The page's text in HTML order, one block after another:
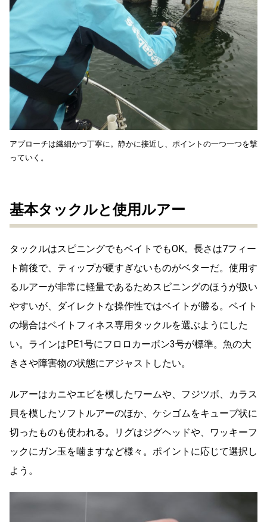
アプローチは繊細かつ丁寧に。静かに接近し、ポイントの一つ一つを撃
っていく。
基本タックルと使用ルアー
タックルはスピニングでもベイトでもOK。長さは7フィー
ト前後で、ティップが硬すぎないものがベターだ。使用す
るルアーが非常に軽量であるためスピニングのほうが扱い
やすいが、ダイレクトな操作性ではベイトが勝る。ベイト
の場合はベイトフィネス専用タックルを選ぶようにした
い。ラインはPE1号にフロロカーボン3号が標準。魚の大
きさや障害物の状態にアジャストしたい。
ルアーはカニやエビを模したワームや、フジツボ、カラス
貝を模したソフトルアーのほか、ケシゴムをキューブ状に
切ったものも使われる。リグはジグヘッドや、ワッキーフ
ックにガン玉を噛ますなど様々。ポイントに応じて選択し
よう。